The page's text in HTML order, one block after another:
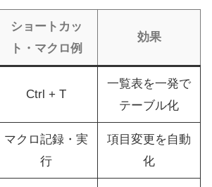
ショートカッ
ト・マクロ例
効果
Ctrl + T
一覧表を一発で
テーブル化
マクロ記録・実
行
項目変更を自動
化